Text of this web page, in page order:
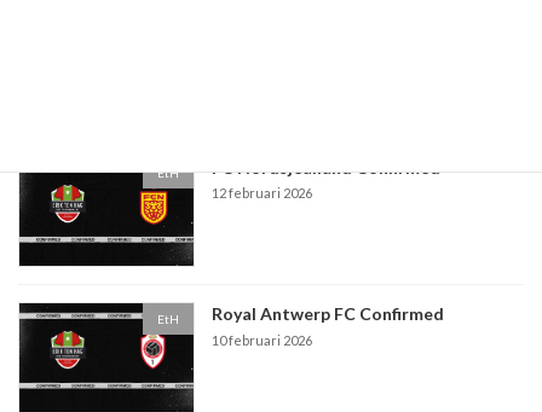
EtH FC Nordsjealland Confirmed
12 februari 2026
EtH Royal Antwerp FC Confirmed
10 februari 2026